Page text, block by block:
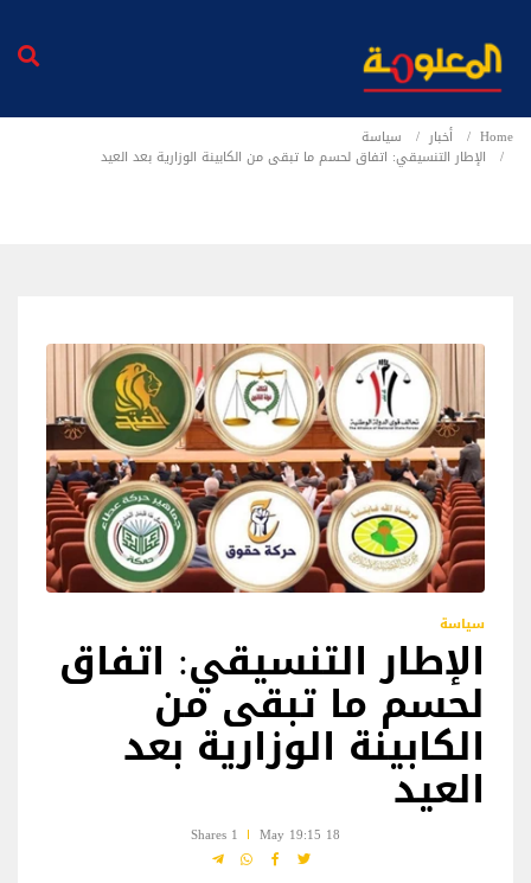
Home أخبار
سياسة
الإطار التنسيقي: اتفاق لحسم ما تبقى من الكابينة الوزارية بعد العيد
سياسة
الإطار التنسيقي: اتفاق
لحسم ما تبقى من
الكابينة الوزارية بعد
العيد
18 May 19:15
1 Shares